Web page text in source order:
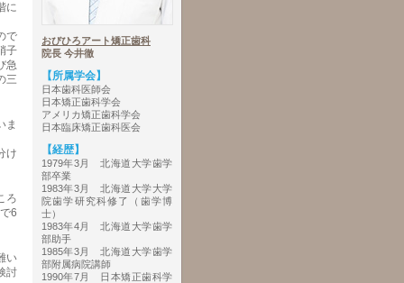
に
で
子
急
三
ま
け
ろ
6
い
討
おびひろアート矯正歯科
院長 今井徹
【所属学会】
日本歯科医師会
日本矯正歯科学会
アメリカ矯正歯科学会
日本臨床矯正歯科医会
【経歴】
1979年3月 北海道大学歯学
部卒業
1983年3月 北海道大学大学
院歯学研究科修了（歯学博
士）
1983年4月 北海道大学歯学
部助手
1985年3月 北海道大学歯学
部附属病院講師
1990年7月 日本矯正歯科学